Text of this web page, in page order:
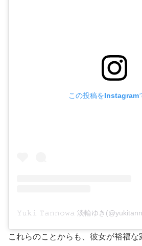
この投稿をInstagram
これらのことからも、彼女が裕福